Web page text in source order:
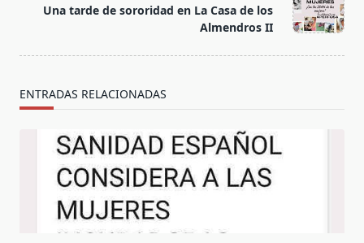
text">Página</span>
Una tarde de sororidad en La Casa de los
Almendros II
ENTRADAS RELACIONADAS